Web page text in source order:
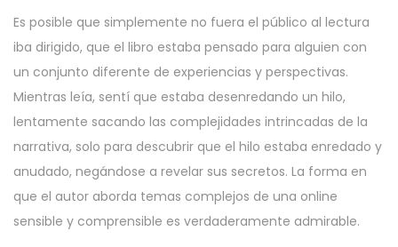
Es posible que simplemente no fuera el público al lectura
iba dirigido, que el libro estaba pensado para alguien con
un conjunto diferente de experiencias y perspectivas.
Mientras leía, sentí que estaba desenredando un hilo,
lentamente sacando las complejidades intrincadas de la
narrativa, solo para descubrir que el hilo estaba enredado y
anudado, negándose a revelar sus secretos. La forma en
que el autor aborda temas complejos de una online
sensible y comprensible es verdaderamente admirable.